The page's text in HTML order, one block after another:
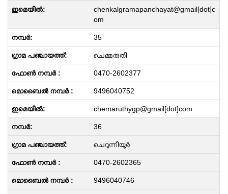
chenkalgramapanchayat@gmail[dot]c
om
35
ചെമ്മരുതി
0470-2602377
9496040752
chemaruthygp@gmail[dot]com
36
ചെറുന്നിയൂർ
0470-2602365
9496040746